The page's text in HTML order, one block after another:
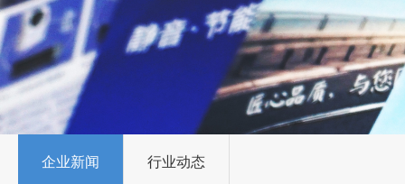
企业新闻 行业动态